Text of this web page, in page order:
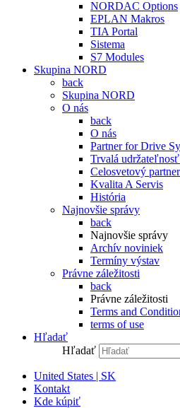
NORDAC Options
EPLAN Makros
TIA Portal
Sistema
S7 Modules
Skupina NORD
back
Skupina NORD
O nás
back
O nás
Partner for Drive
Trvalá
Celosvetový
Kvalita A Servis
História
Najnovšie správy
back
Najnovšie správy
Archív noviniek
Termíny výstav
Právne záležitosti
back
Právne záležitosti
Terms and
terms of use
Hľadať
Hľadať
United States | SK
Kontakt
Kde kúpiť